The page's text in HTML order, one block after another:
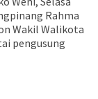
Rahma
Wakil Walikota
pengusung